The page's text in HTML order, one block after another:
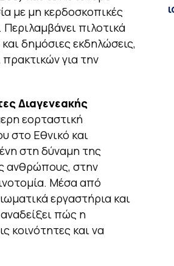
με μη κερδοσκοπικές
πιλοτικά
δημόσιες εκδηλώσεις,
για την
Διαγενεακής
εορταστική
στο Εθνικό και
στη δύναμη της
ανθρώπους, στην
Μέσα από
εργαστήρια και
πώς η
κοινότητες και να